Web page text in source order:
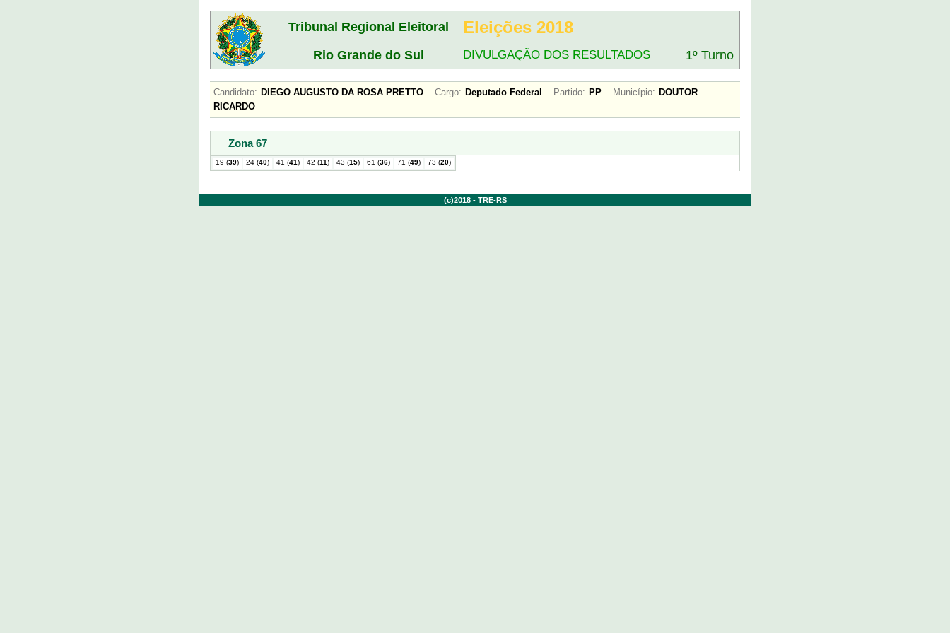
Tribunal Regional Eleitoral Eleições 2018
Rio Grande do Sul DIVULGAÇÃO DOS RESULTADOS 1º Turno
Candidato: DIEGO AUGUSTO DA ROSA PRETTO Cargo: Deputado Federal Partido: PP Município: DOUTOR
RICARDO
Zona 67
19 (39) 24 (40) 41 (41) 42 (11) 43 (15) 61 (36) 71 (49) 73 (20)
(c)2018 - TRE-RS